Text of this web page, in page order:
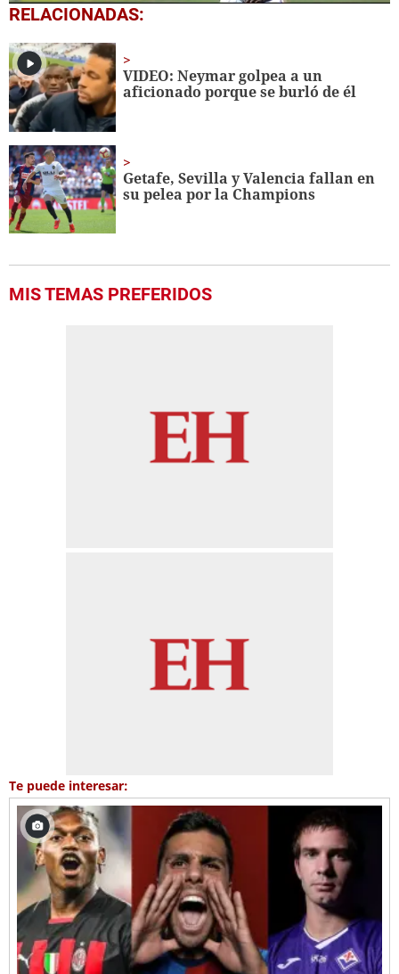
0
seconds
1
minute,
41
seconds
RELACIONADAS:
VIDEO: Neymar golpea a un
aficionado porque se burló de él
Getafe, Sevilla y Valencia fallan en
su pelea por la Champions
MIS TEMAS PREFERIDOS
Te puede interesar: